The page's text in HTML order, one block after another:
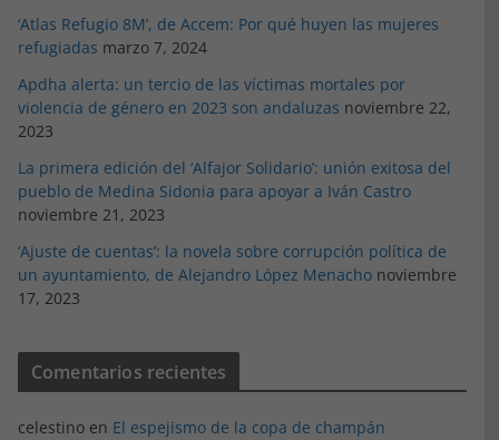
‘Atlas Refugio 8M’, de Accem: Por qué huyen las mujeres
refugiadas marzo 7, 2024
Apdha alerta: un tercio de las víctimas mortales por
violencia de género en 2023 son andaluzas noviembre 22,
2023
La primera edición del ‘Alfajor Solidario’: unión exitosa del
pueblo de Medina Sidonia para apoyar a Iván Castro
noviembre 21, 2023
‘Ajuste de cuentas’: la novela sobre corrupción política de
un ayuntamiento, de Alejandro López Menacho noviembre
17, 2023
Comentarios recientes
celestino en El espejismo de la copa de champán